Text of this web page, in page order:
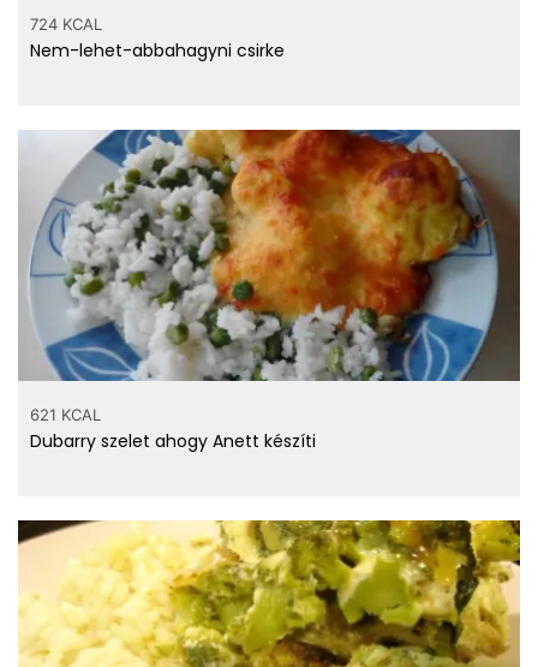
724 KCAL
Nem-lehet-abbahagyni csirke
621 KCAL
Dubarry szelet ahogy Anett készíti